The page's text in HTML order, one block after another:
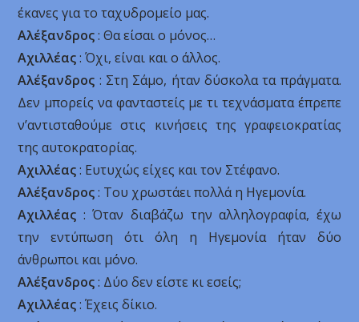
έκανες για το ταχυδρομείο μας.
Αλέξανδρος: Θα είσαι ο μόνος…
Αχιλλέας: Όχι, είναι και ο άλλος.
Αλέξανδρος : Στη Σάμο, ήταν δύσκολα τα πράγματα.
Δεν μπορείς να φανταστείς με τι τεχνάσματα έπρεπε
ν’αντισταθούμε στις κινήσεις της γραφειοκρατίας
της αυτοκρατορίας.
Αχιλλέας: Ευτυχώς είχες και τον Στέφανο.
Αλέξανδρος: Του χρωστάει πολλά η Ηγεμονία.
Αχιλλέας : Όταν διαβάζω την αλληλογραφία, έχω
την εντύπωση ότι όλη η Ηγεμονία ήταν δύο
άνθρωποι και μόνο.
Αλέξανδρος: Δύο δεν είστε κι εσείς;
Αχιλλέας: Έχεις δίκιο.